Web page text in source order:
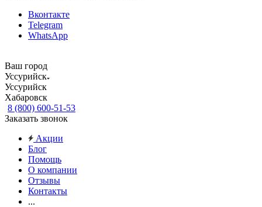
Вконтакте
Telegram
WhatsApp
Ваш город
Уссурийск
Уссурийск
Хабаровск
8 (800) 600-51-53
Заказать звонок
Акции
Блог
Помощь
О компании
Отзывы
Контакты
...